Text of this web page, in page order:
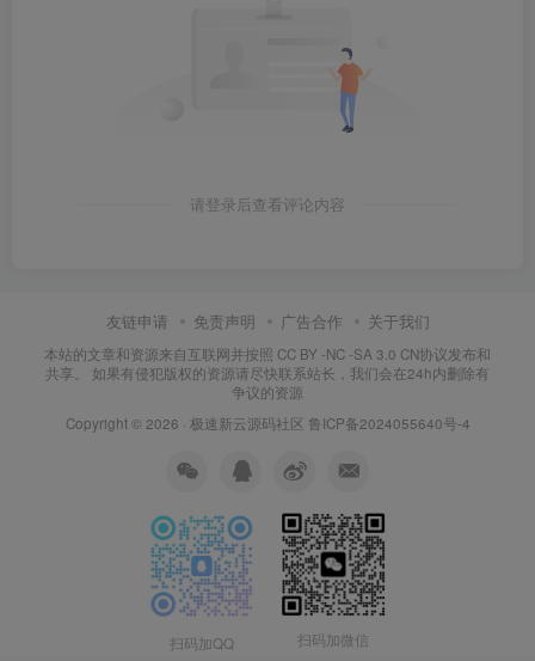
请登录后查看评论内容
友链申请 免责声明 广告合作 关于我们
本站的文章和资源来自互联网并按照 CC BY -NC -SA 3.0 CN协议发布和
共享。 如果有侵犯版权的资源请尽快联系站长，我们会在24h内删除有
争议的资源
Copyright © 2026 · 极速新云源码社区 鲁ICP备2024055640号-4
扫码加QQ 扫码加微信